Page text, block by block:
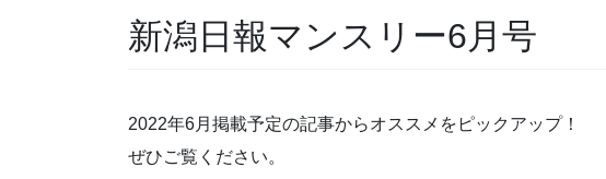
新潟日報マンスリー6月号
2022年6月掲載予定の記事からオススメをピックアップ！
ぜひご覧ください。